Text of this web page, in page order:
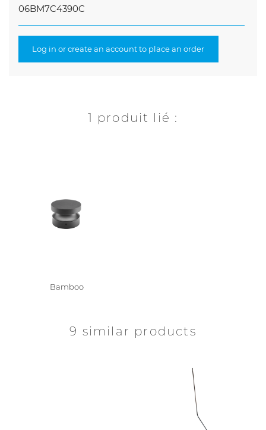
06BM7C4390C
Log in or create an account to place an order
1 produit lié :
Bamboo
9 similar products